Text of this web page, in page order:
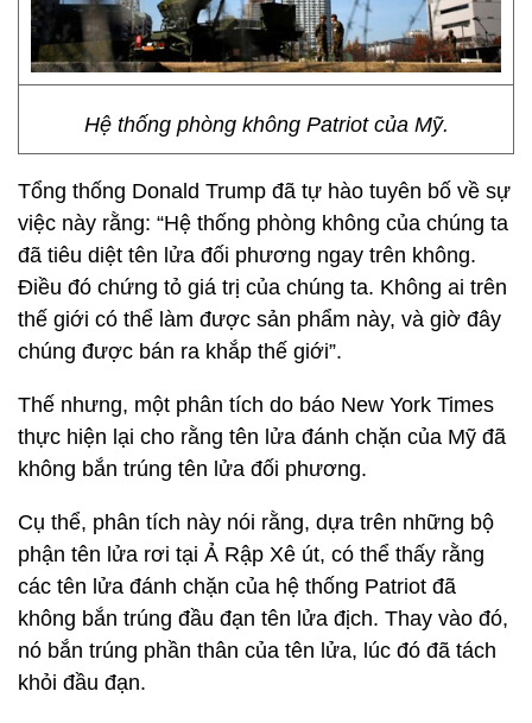
Hệ thống phòng không Patriot của Mỹ.
Tổng thống Donald Trump đã tự hào tuyên bố về sự
việc này rằng: “Hệ thống phòng không của chúng ta
đã tiêu diệt tên lửa đối phương ngay trên không.
Điều đó chứng tỏ giá trị của chúng ta. Không ai trên
thế giới có thể làm được sản phẩm này, và giờ đây
chúng được bán ra khắp thế giới”.
Thế nhưng, một phân tích do báo New York Times
thực hiện lại cho rằng tên lửa đánh chặn của Mỹ đã
không bắn trúng tên lửa đối phương.
Cụ thể, phân tích này nói rằng, dựa trên những bộ
phận tên lửa rơi tại Ả Rập Xê út, có thể thấy rằng
các tên lửa đánh chặn của hệ thống Patriot đã
không bắn trúng đầu đạn tên lửa địch. Thay vào đó,
nó bắn trúng phần thân của tên lửa, lúc đó đã tách
khỏi đầu đạn.